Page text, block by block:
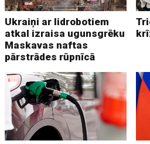
Ukraiņi ar lidrobotiem
atkal izraisa ugunsgrēku
Maskavas naftas
pārstrādes rūpnīcā